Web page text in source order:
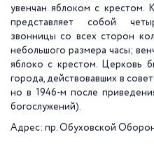
увенчан яблоком с крестом.
представляет собой
звонницы со всех сторон
небольшого размера часы;
яблоко с крестом. Церковь
города, действовавших в
но в 1946-м после
богослужений).
Адрес: пр. Обуховской